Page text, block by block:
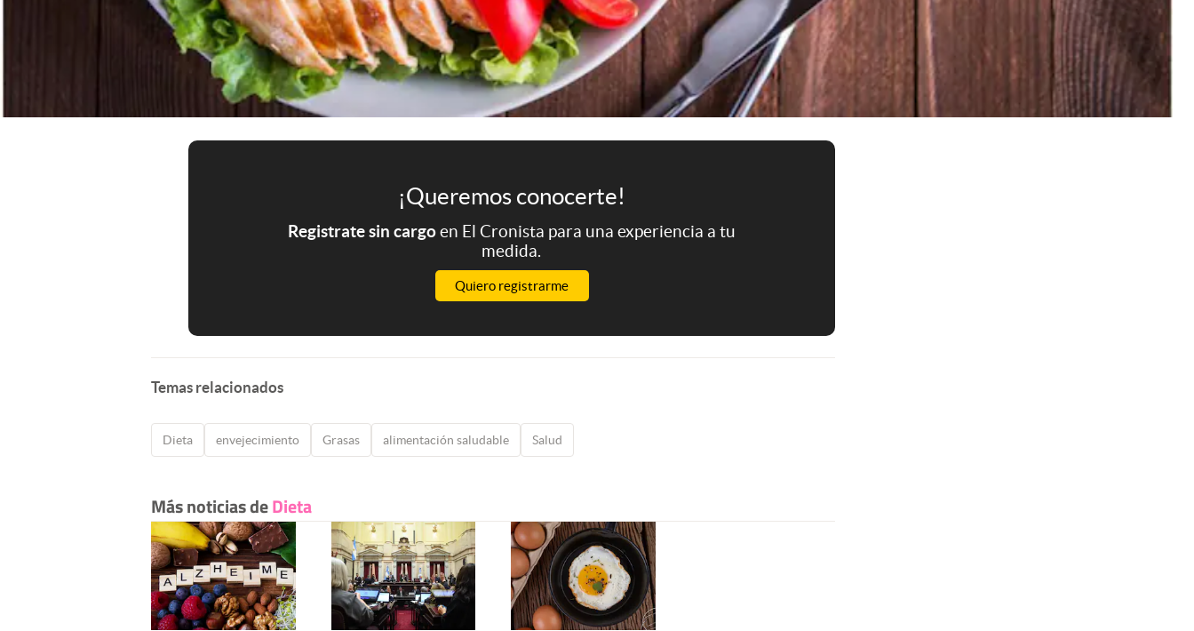
¡Queremos conocerte!
Registrate sin cargoen El Cronista para una experiencia a tu
medida.
Quiero registrarme
Temas relacionados
Dieta envejecimiento Grasas alimentación saludable Salud
Más noticias deDieta